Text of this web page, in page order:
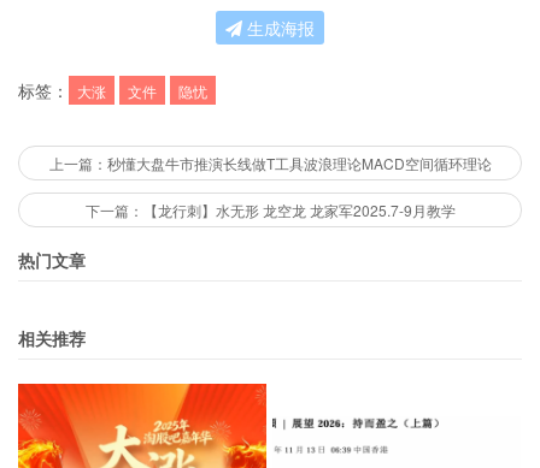
生成海报
标签： 大涨 文件 隐忧
上一篇：秒懂大盘牛市推演长线做T工具波浪理论MACD空间循环理论
下一篇：【龙行刺】水无形 龙空龙 龙家军2025.7-9月教学
热门文章
相关推荐